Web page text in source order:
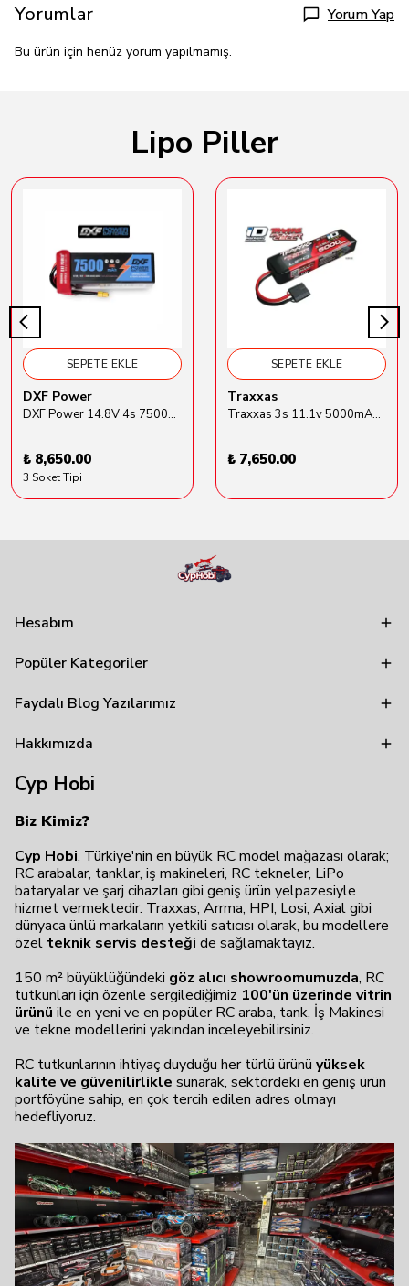
Yorumlar Yorum Yap
Bu ürün için henüz yorum yapılmamış.
Lipo Piller
SEPETE EKLE
DXF Power
DXF Power 14.8V 4s 7500mAh 80C Hardcase Lipo Batarya
₺ 8,650.00
3 Soket Tipi
SEPETE EKLE
Traxxas
Traxxas 3s 11.1v 5000mAh Lipo Batarya (TRX 2872X)
₺ 7,650.00
Hesabım
Popüler Kategoriler
Faydalı Blog Yazılarımız
Hakkımızda
Cyp Hobi
Biz Kimiz?
Cyp Hobi, Türkiye'nin en büyük RC model mağazası olarak;
RC arabalar, tanklar, iş makineleri, RC tekneler, LiPo
bataryalar ve şarj cihazları gibi geniş ürün yelpazesiyle
hizmet vermektedir. Traxxas, Arrma, HPI, Losi, Axial gibi
dünyaca ünlü markaların yetkili satıcısı olarak, bu modellere
özel teknik servis desteği de sağlamaktayız.
150 m² büyüklüğündeki göz alıcı showroomumuzda, RC
tutkunları için özenle sergilediğimiz 100'ün üzerinde vitrin
ürünü ile en yeni ve en popüler RC araba, tank, İş Makinesi
ve tekne modellerini yakından inceleyebilirsiniz.
RC tutkunlarının ihtiyaç duyduğu her türlü ürünü yüksek
kalite ve güvenilirlikle sunarak, sektördeki en geniş ürün
portföyüne sahip, en çok tercih edilen adres olmayı
hedefliyoruz.